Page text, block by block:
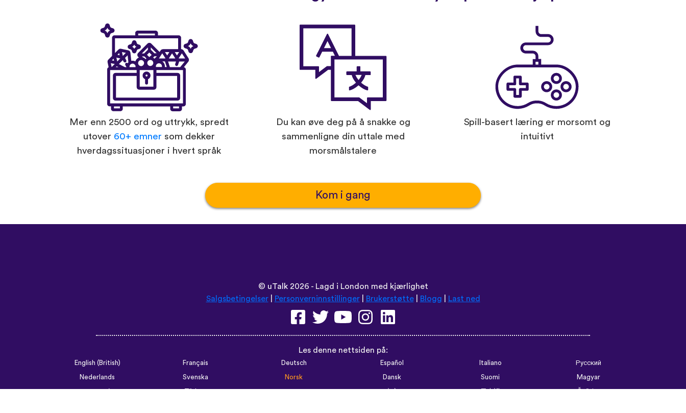
Mer enn 2500 ord og uttrykk, spredt
utover 60+ emner som dekker
hverdagssituasjoner i hvert språk
Du kan øve deg på å snakke og
sammenligne din uttale med
morsmålstalere
Spill-basert læring er morsomt og
intuitivt
Kom i gang
© uTalk2026 - Lagd i London med kjærlighet
Salgsbetingelser| Personverninnstillinger| Brukerstøtte| Blogg Last ned
Les denne nettsiden på:
English (British) Français Deutsch Español Italiano
Русский
Nederlands
Svenska Norsk Dansk Suomi
Magyar